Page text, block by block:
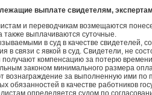
выплате свидетелям,
и переводчикам возмещаются
выплачиваются суточные.
в суд в качестве свидетелей,
в связи с явкой в суд. Свидетели, не
компенсацию за потерю
законом минимального размера
вознаграждение за выполненную ими по
обязанностей в качестве работников